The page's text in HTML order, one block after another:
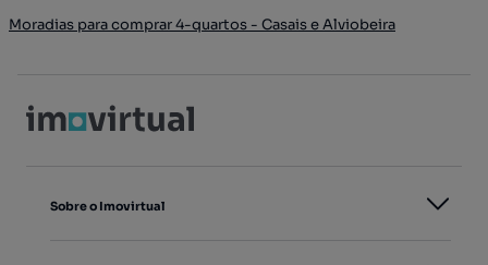
Moradias para comprar 4-quartos - Casais e Alviobeira
Sobre o Imovirtual